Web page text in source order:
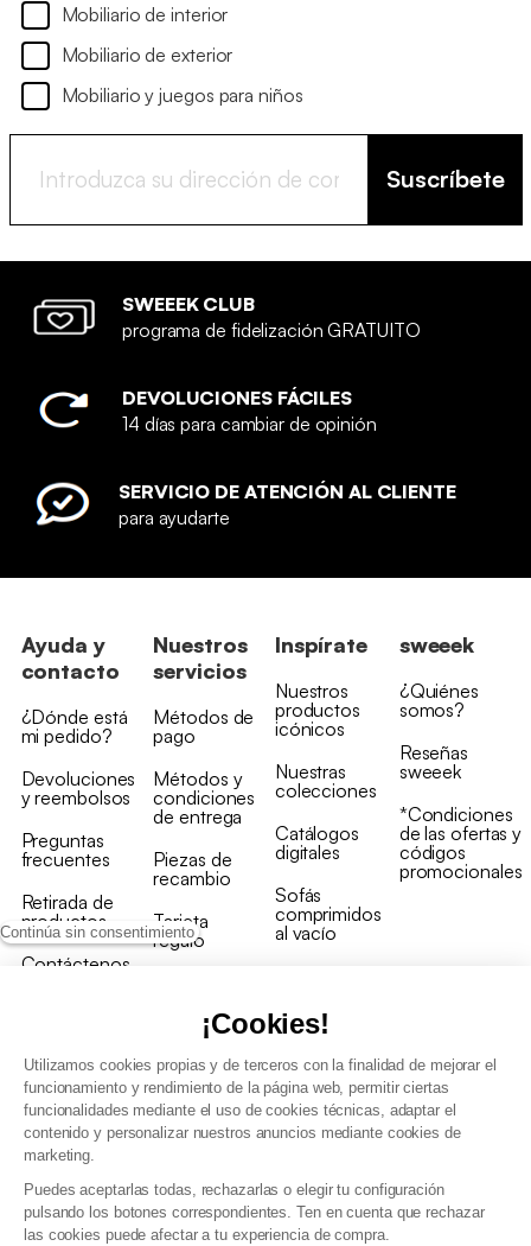
Continúa sin consentimiento
¡Cookies!
Utilizamos cookies propias y de terceros con la finalidad de mejorar el
funcionamiento y rendimiento de la página web, permitir ciertas
funcionalidades mediante el uso de cookies técnicas, adaptar el
contenido y personalizar nuestros anuncios mediante cookies de
marketing.
Puedes aceptarlas todas, rechazarlas o elegir tu configuración
pulsando los botones correspondientes. Ten en cuenta que rechazar
las cookies puede afectar a tu experiencia de compra.
Mobiliario de interior
Mobiliario de exterior
Mobiliario y juegos para niños
Suscríbete
SWEEEK CLUB
programa de fidelización GRATUITO
DEVOLUCIONES FÁCILES
14 días para cambiar de opinión
SERVICIO DE ATENCIÓN AL CLIENTE
para ayudarte
Ayuda y
contacto
¿Dónde está
mi pedido?
Devoluciones
y reembolsos
Preguntas
frecuentes
Retirada de
productos
Contáctenos
Nuestros
servicios
Métodos de
pago
Métodos y
condiciones
de entrega
Piezas de
recambio
Tarjeta
regalo
Inspírate
Nuestros
productos
icónicos
Nuestras
colecciones
Catálogos
digitales
Sofás
comprimidos
al vacío
sweeek
¿Quiénes
somos?
Reseñas
sweeek
*Condiciones
de las ofertas y
códigos
promocionales
Política de gestión de datos personales y cookies
Condiciones generales de Venta Profesional